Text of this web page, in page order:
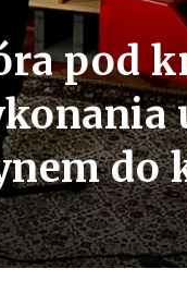
pod
do